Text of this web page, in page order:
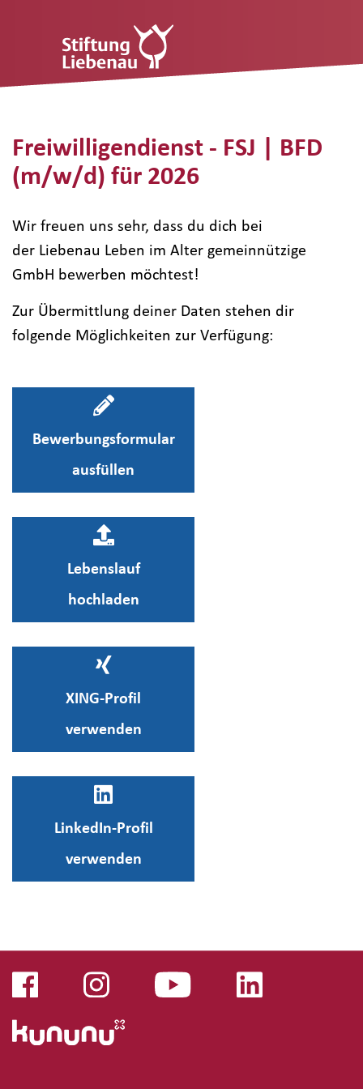
Freiwilligendienst - FSJ | BFD
(m/w/d) für 2026
Wir freuen uns sehr, dass du dich bei
der Liebenau Leben im Alter gemeinnützige
GmbH bewerben möchtest!
Zur Übermittlung deiner Daten stehen dir
folgende Möglichkeiten zur Verfügung:
Bewerbungsformular
ausfüllen
Lebenslauf
hochladen
XING-Profil
verwenden
LinkedIn-Profil
verwenden